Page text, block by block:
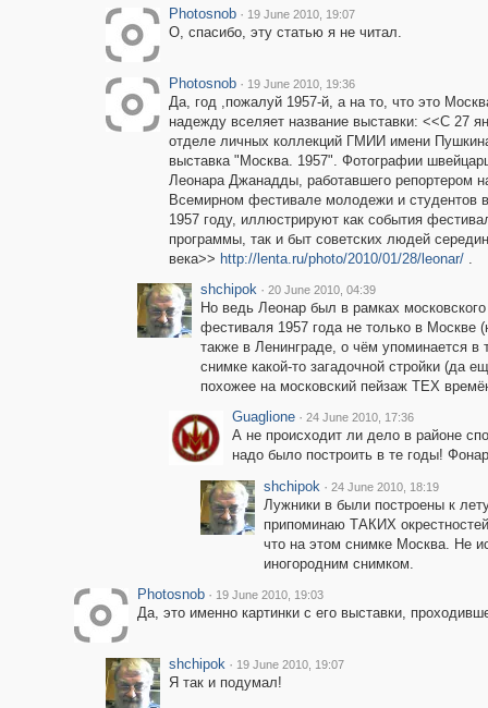
Photosnob · 19 June 2010, 19:07
О, спасибо, эту статью я не читал.
Photosnob · 19 June 2010, 19:36
Да, год ,пожалуй 1957-й, а на то, что это
надежду вселяет название выставки: <<С 27
отделе личных коллекций ГМИИ имени
выставка "Москва. 1957". Фотографии
Леонара Джанадды, работавшего репортером
Всемирном фестивале молодежи и студентов
1957 году, иллюстрируют как события
программы, так и быт советских людей
века>> http://lenta.ru/photo/2010/01/28/leonar/.
shchipok · 20 June 2010, 04:39
Но ведь Леонар был в рамках московского
фестиваля 1957 года не только в Москве
также в Ленинграде, о чём упоминается в
снимке какой-то загадочной стройки (да
похожее на московский пейзаж ТЕХ
Guaglione · 24 June 2010, 17:36
А не происходит ли дело в районе
надо было построить в те годы!
shchipok · 24 June 2010, 18:19
Лужники в были построены к
припоминаю ТАКИХ
что на этом снимке Москва. Не
иногородним снимком.
Photosnob · 19 June 2010, 19:03
Да, это именно картинки с его выставки,
shchipok · 19 June 2010, 19:07
Я так и подумал!